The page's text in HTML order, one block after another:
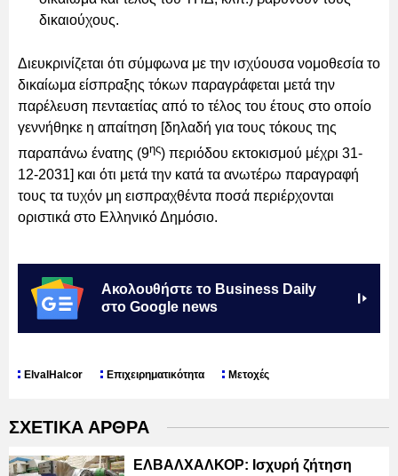
δικαιούχους.
Διευκρινίζεται ότι σύμφωνα με την ισχύουσα νομοθεσία το
δικαίωμα είσπραξης τόκων παραγράφεται μετά την
παρέλευση πενταετίας από το τέλος του έτους στο οποίο
γεννήθηκε η απαίτηση [δηλαδή για τους τόκους της
παραπάνω ένατης (9ης) περιόδου εκτοκισμού μέχρι 31-
12-2031] και ότι μετά την κατά τα ανωτέρω παραγραφή
τους τα τυχόν μη εισπραχθέντα ποσά περιέρχονται
οριστικά στο Ελληνικό Δημόσιο.
Ακολουθήστε το Business Daily
στο Google news
ElvalHalcor Επιχειρηματικότητα Μετοχές
ΣΧΕΤΙΚΑ ΑΡΘΡΑ
ΕΛΒΑΛΧΑΛΚΟΡ: Ισχυρή ζήτηση